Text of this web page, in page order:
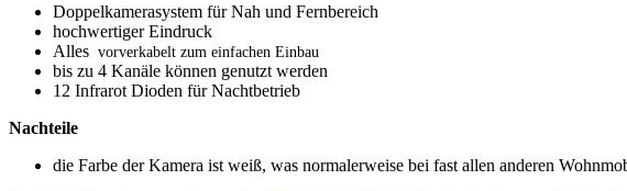
Doppelkamerasystem für Nah und Fernbereich
hochwertiger Eindruck
Alles vorverkabelt zum einfachen Einbau
bis zu 4 Kanäle können genutzt werden
12 Infrarot Dioden für Nachtbetrieb
Nachteile
die Farbe der Kamera ist weiß, was normalerweise bei fast allen anderen